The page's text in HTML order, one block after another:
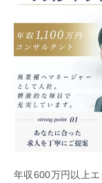
年収600万円以上エ